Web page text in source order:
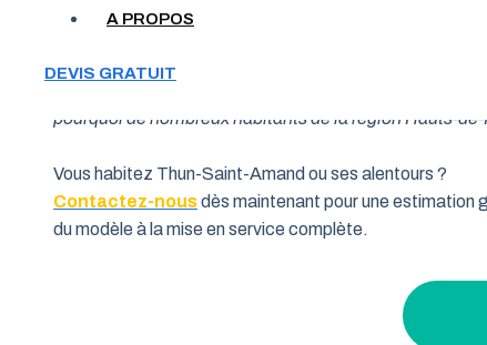
A PROPOS
DEVIS GRATUIT
pourquoi de nombreux habitants de la région Hauts-
Vous habitez Thun-Saint-Amand ou ses alentours ?
Contactez-nousdès maintenant pour une estimation
du modèle à la mise en service complète.